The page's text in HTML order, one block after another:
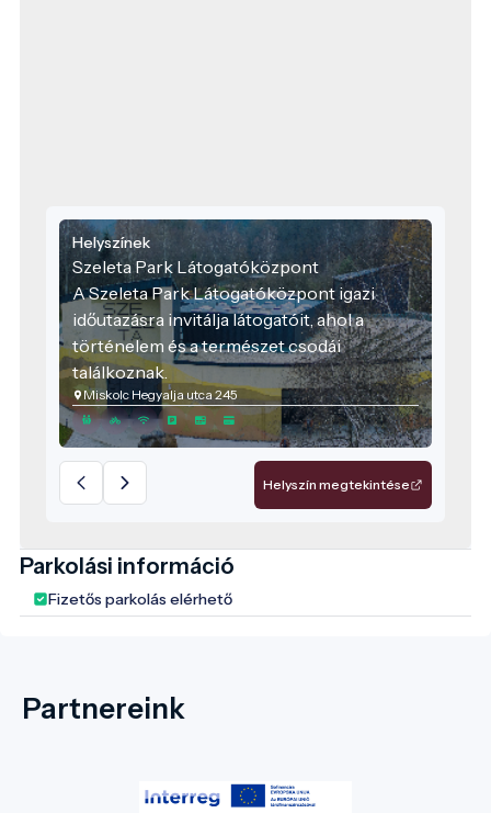
Helyszínek
Szeleta Park Látogatóközpont
A Szeleta Park Látogatóközpont igazi
időutazásra invitálja látogatóit, ahol a
történelem és a természet csodái
találkoznak.
Miskolc Hegyalja utca 245
Helyszín megtekintése
Parkolási információ
Fizetős parkolás elérhető
Partnereink